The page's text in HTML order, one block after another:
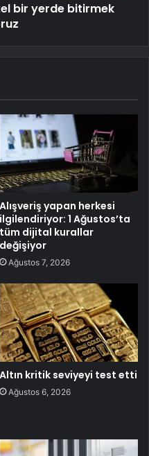
bir yerde bitirmek
Alışveriş yapan herkesi
ilgilendiriyor: 1 Ağustos’ta
tüm dijital kurallar
değişiyor
Ağustos 7, 2026
Altın kritik seviyeyi test etti
Ağustos 6, 2026